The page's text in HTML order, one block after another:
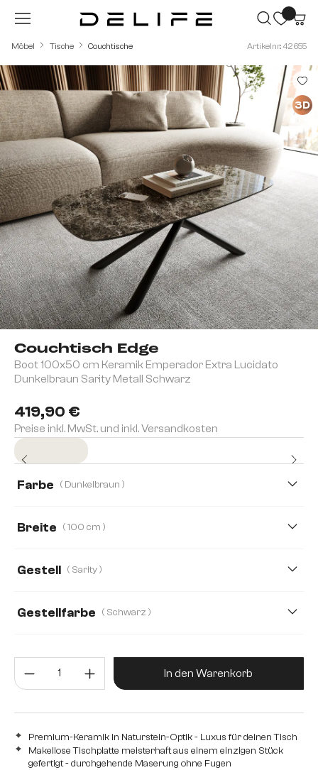
Zum Hauptinhalt springen
Möbel Tische Couchtische Artikelnr.: 42655
Couchtisch Edge
Boot 100x50 cm Keramik Emperador Extra Lucidato
Dunkelbraun Sarity Metall Schwarz
419,90 €
Preise inkl. MwSt. und inkl. Versandkosten
Farbe ( Dunkelbraun )
Breite ( 100 cm )
Gestell ( Sarity )
Gestellfarbe ( Schwarz )
Produkt Anzahl: Gib den
In den Warenkorb
Premium-Keramik in Naturstein-Optik - Luxus für deinen Tisch
Makellose Tischplatte meisterhaft aus einem einzigen Stück
gefertigt - durchgehende Maserung ohne Fugen
Bildergalerie überspringen
3D